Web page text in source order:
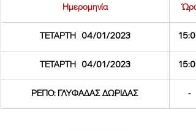
Ημερομηνία Ώρα
ΤΕΤΑΡΤΗ   04/01/2023 15:00
ΤΕΤΑΡΤΗ   04/01/2023 15:00
ΡΕΠΟ: ΓΛΥΦΑΔΑΣ ΔΩΡΙΔΑΣ -